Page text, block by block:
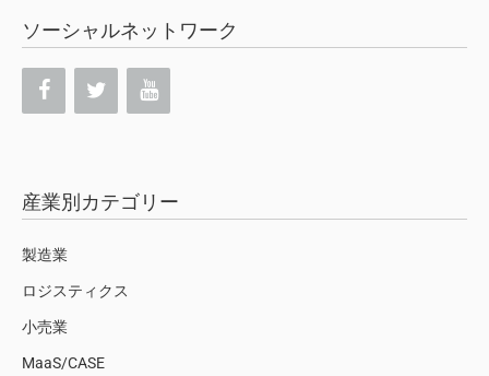
ソーシャルネットワーク
産業別カテゴリー
製造業
ロジスティクス
小売業
MaaS/CASE